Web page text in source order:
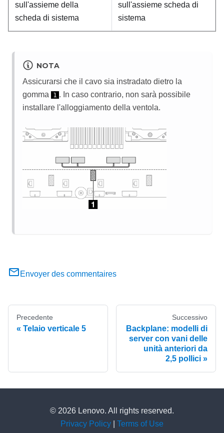
sull'assieme della
scheda di sistema
sull'assieme scheda di
sistema
NOTA
Assicurarsi che il cavo sia instradato dietro la
gomma
1 . In caso contrario, non sarà possibile
installare l'alloggiamento della ventola.
Envoyer des commentaires
Precedente
Telaio verticale 5
Successivo
Backplane: modelli di
server con vani delle
unità anteriori da
2,5 pollici
© 2026 Lenovo. All rights reserved.
Privacy Policy
Terms of Use